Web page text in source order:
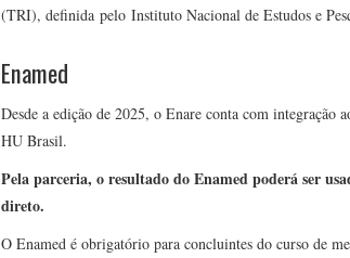
(TRI), definida pelo Instituto Nacional de Estudos e
Enamed
Desde a edição de 2025, o Enare conta com integração
HU Brasil.
Pela parceria, o resultado do Enamed poderá ser
direto.
O Enamed é obrigatório para concluintes do curso de